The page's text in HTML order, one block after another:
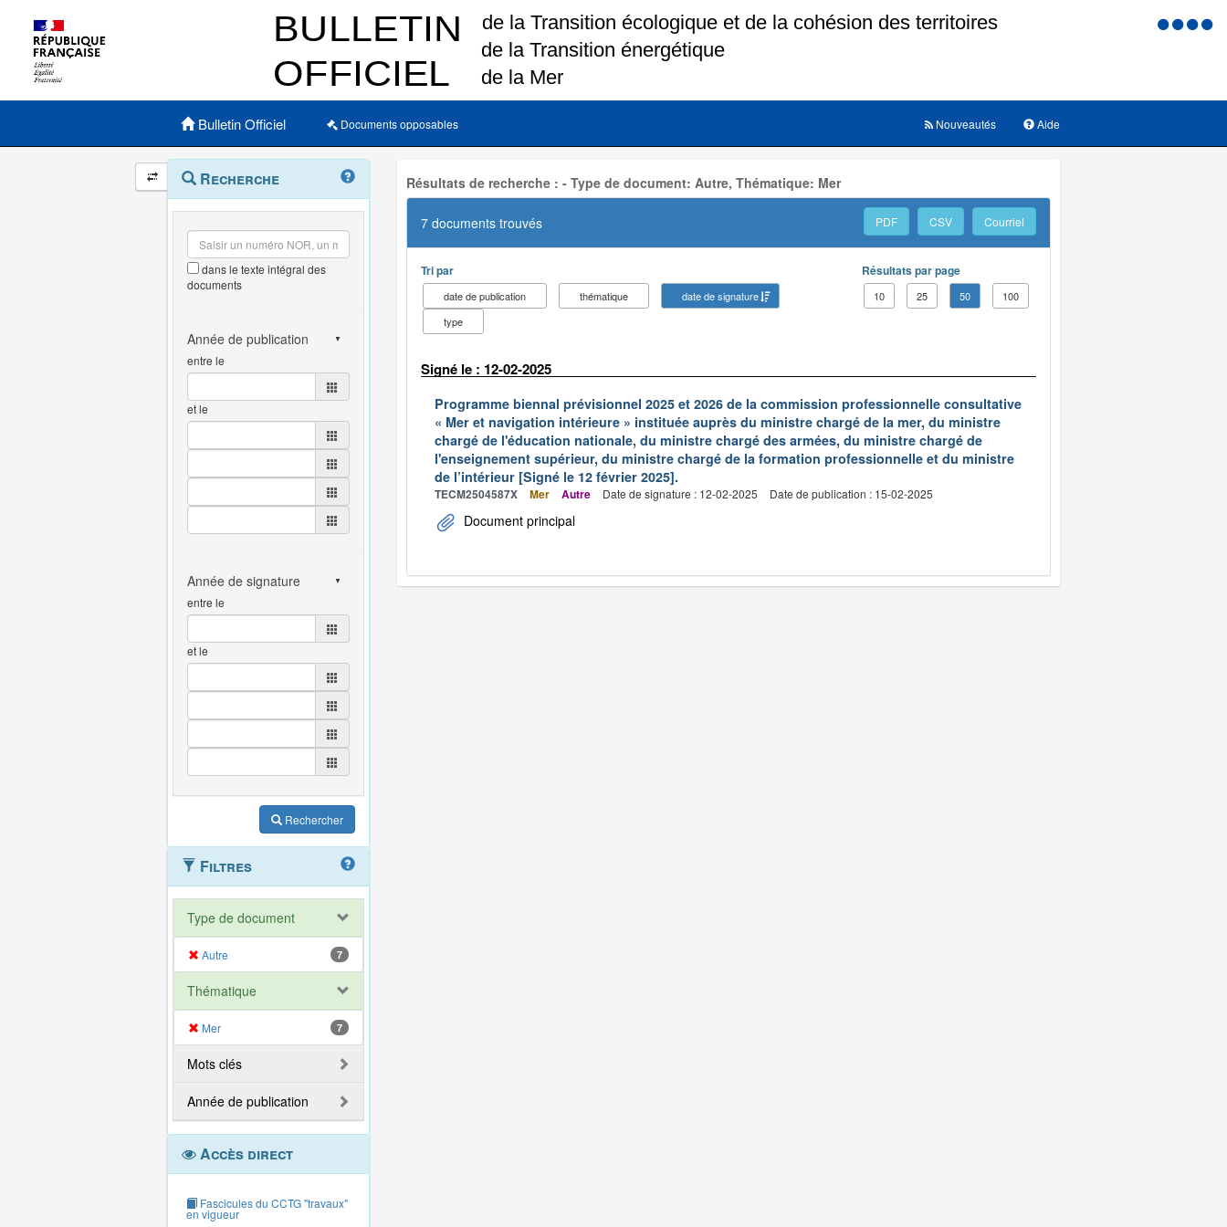
Menu
Menu principal
Bulletin Officiel Documents opposables Aide
Nouveautés
Navigation
et
outils
annexes
Menu
contextuel
Recherche
dans le texte intégral des
documents
entre le
et le
entre le
et le
Rechercher
Filtres
Type de document
Autre 7
Thématique
Mer 7
Mots clés
Année de publication
Accès direct
Fascicules du CCTG "travaux"
en vigueur
Résultats de recherche : - Type de document: Autre, Thématique: Mer
7 documents trouvés PDF CSV Courriel
Tri par
date de publication thématique
date de signature
type
Résultats par page
10 25 50 100
Signé le : 12-02-2025
Programme biennal prévisionnel 2025 et 2026 de la commission professionnelle consultative
« Mer et navigation intérieure » instituée auprès du ministre chargé de la mer, du ministre
chargé de l'éducation nationale, du ministre chargé des armées, du ministre chargé de
l'enseignement supérieur, du ministre chargé de la formation professionnelle et du ministre
de l’intérieur [Signé le 12 février 2025].
TECM2504587X Mer Autre Date de signature : 12-02-2025 Date de publication : 15-02-2025
Document principal